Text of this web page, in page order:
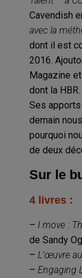
Cavendish
avec la
dont il est
2016.
Magazine
dont la HBR.
Ses apports
demain
pourquoi
de deux
Sur le
4 livres :
– I move :
de Sandy
– L’œuvre
– Engaging